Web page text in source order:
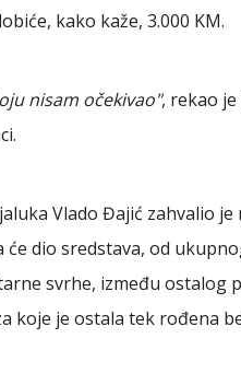
kako kaže, 3.000 KM.
nisam očekivao", rekao
Vlado Đajić zahvalio
će dio sredstava, od
svrhe, između ostalog
koje je ostala tek rođena